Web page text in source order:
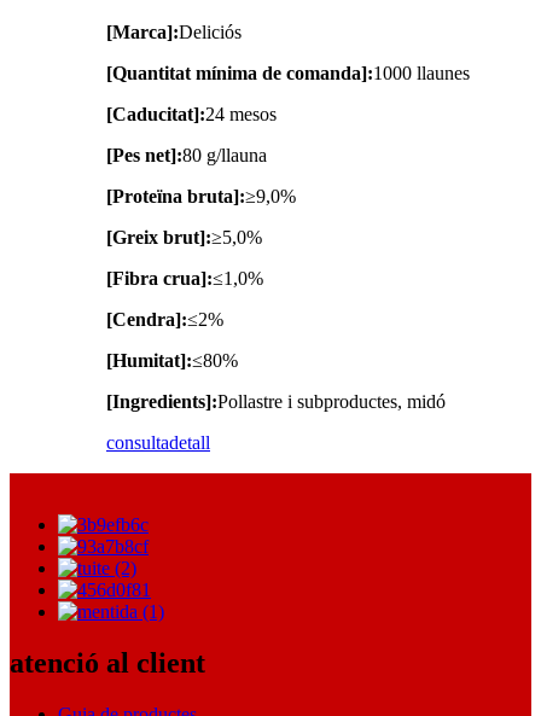
[Marca]:Deliciós
[Quantitat mínima de comanda]:1000 llaunes
[Caducitat]:24 mesos
[Pes net]:80 g/llauna
[Proteïna bruta]:≥9,0%
[Greix brut]:≥5,0%
[Fibra crua]:≤1,0%
[Cendra]:≤2%
[Humitat]:≤80%
[Ingredients]:Pollastre i subproductes, midó
consultadetall
atenció al client